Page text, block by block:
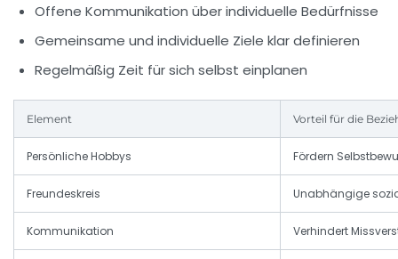
Offene Kommunikation über individuelle Bedürfnisse
Gemeinsame und individuelle Ziele klar definieren
Regelmäßig Zeit für sich selbst einplanen
Element Vorteil für die
Persönliche Hobbys Fördern
Freundeskreis Unabhängige
Kommunikation Verhindert